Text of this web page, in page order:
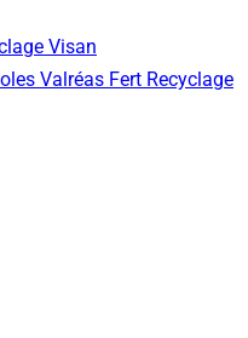
Visan
Valréas Fert Recyclage